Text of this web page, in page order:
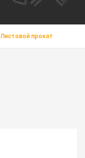
Листовой прокат